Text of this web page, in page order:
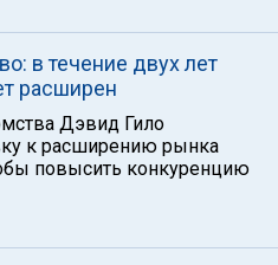
в течение двух лет
расширен
Дэвид Гило
к расширению рынка
повысить конкуренцию